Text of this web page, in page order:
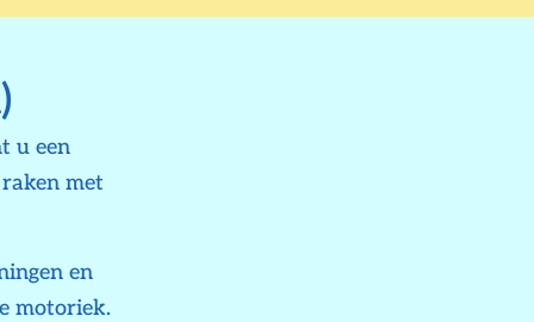
u een
met
en
motoriek.